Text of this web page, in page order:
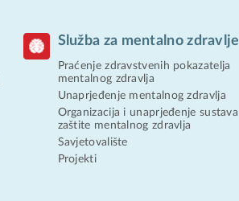
Služba za mentalno zdravlje
Praćenje zdravstvenih pokazatelja
mentalnog zdravlja
Unaprjeđenje mentalnog zdravlja
Organizacija i unaprjeđenje sustava
zaštite mentalnog zdravlja
Savjetovalište
Projekti